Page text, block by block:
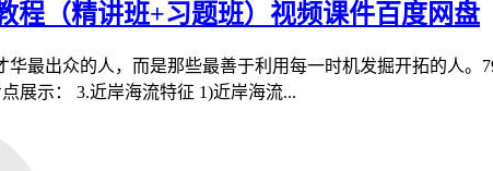
程（精讲班+习题班）视频课件百度网盘
华最出众的人，而是那些最善于利用每一时机发掘开拓的人
展示： 3.近岸海流特征 1)近岸海流...